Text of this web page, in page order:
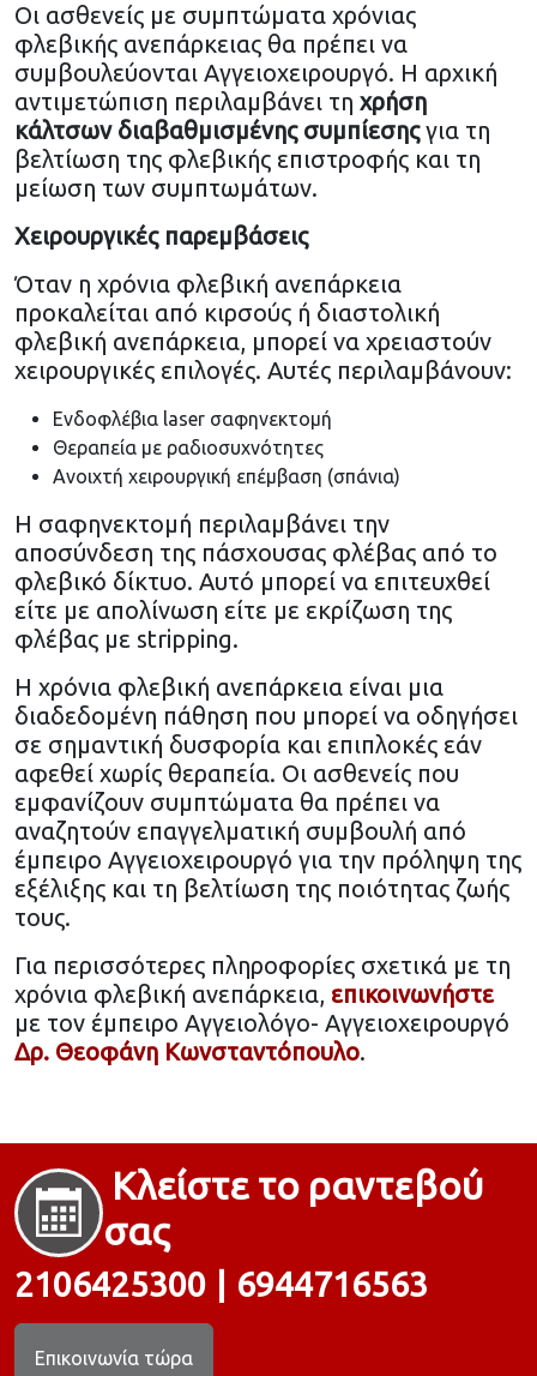
Οι ασθενείς με συμπτώματα χρόνιας
φλεβικής ανεπάρκειας θα πρέπει να
συμβουλεύονται Αγγειοχειρουργό. Η αρχική
αντιμετώπιση περιλαμβάνει τη χρήση
κάλτσων διαβαθμισμένης συμπίεσηςγια τη
βελτίωση της φλεβικής επιστροφής και τη
μείωση των συμπτωμάτων.
Χειρουργικές παρεμβάσεις
Όταν η χρόνια φλεβική ανεπάρκεια
προκαλείται από κιρσούς ή διαστολική
φλεβική ανεπάρκεια, μπορεί να χρειαστούν
χειρουργικές επιλογές. Αυτές περιλαμβάνουν:
Ενδοφλέβια laser σαφηνεκτομή
Θεραπεία με ραδιοσυχνότητες
Ανοιχτή χειρουργική επέμβαση (σπάνια)
Η σαφηνεκτομή περιλαμβάνει την
αποσύνδεση της πάσχουσας φλέβας από το
φλεβικό δίκτυο. Αυτό μπορεί να επιτευχθεί
είτε με απολίνωση είτε με εκρίζωση της
φλέβας με stripping.
Η χρόνια φλεβική ανεπάρκεια είναι μια
διαδεδομένη πάθηση που μπορεί να οδηγήσει
σε σημαντική δυσφορία και επιπλοκές εάν
αφεθεί χωρίς θεραπεία. Οι ασθενείς που
εμφανίζουν συμπτώματα θα πρέπει να
αναζητούν επαγγελματική συμβουλή από
έμπειρο Αγγειοχειρουργό για την πρόληψη της
εξέλιξης και τη βελτίωση της ποιότητας ζωής
τους.
Για περισσότερες πληροφορίες σχετικά με τη
χρόνια φλεβική ανεπάρκεια, επικοινωνήστε
με τον έμπειρο Αγγειολόγο- Αγγειοχειρουργό
Δρ. Θεοφάνη Κωνσταντόπουλο.
Κλείστε το ραντεβού
σας
2106425300 6944716563
Επικοινωνία τώρα